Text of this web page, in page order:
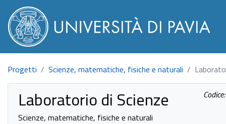
Progetti Scienze, matematiche, fisiche e naturali
Laboratorio di Scienze
Scienze, matematiche, fisiche e naturali